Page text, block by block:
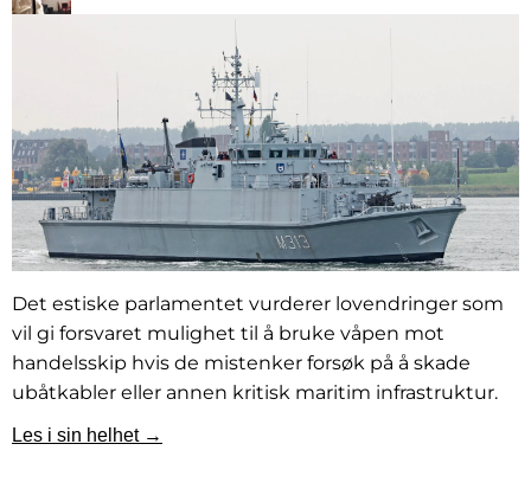
Det estiske parlamentet vurderer lovendringer som
vil gi forsvaret mulighet til å bruke våpen mot
handelsskip hvis de mistenker forsøk på å skade
ubåtkabler eller annen kritisk maritim infrastruktur.
Les i sin helhet →